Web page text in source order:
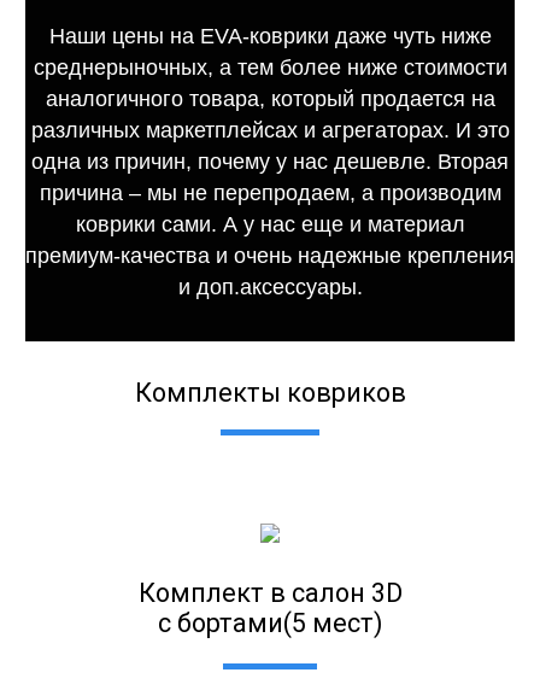
Наши цены на EVA-коврики даже чуть ниже
среднерыночных, а тем более ниже стоимости
аналогичного товара, который продается на
различных маркетплейсах и агрегаторах. И это
одна из причин, почему у нас дешевле. Вторая
причина – мы не перепродаем, а производим
коврики сами. А у нас еще и материал
премиум-качества и очень надежные крепления
и доп.аксессуары.
Комплекты ковриков
Комплект в салон 3D
с бортами(5 мест)